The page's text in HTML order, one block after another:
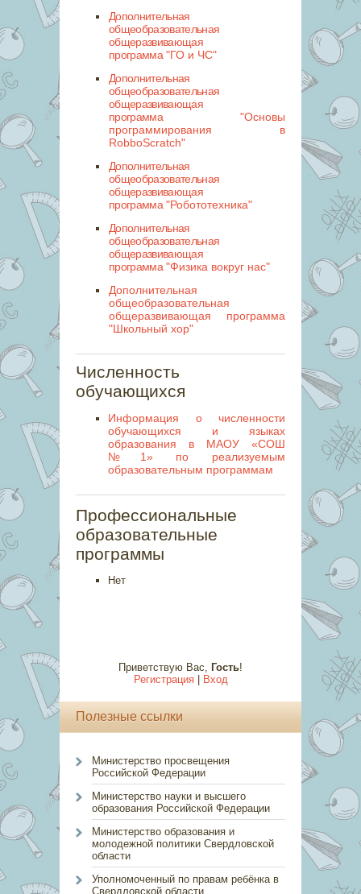
Дополнительная
общеобразовательная
общеразвивающая
программа "ГО и ЧС"
Дополнительная
общеобразовательная
общеразвивающая
программа "Основы
программирования в
RobboScratch"
Дополнительная
общеобразовательная
общеразвивающая
программа "Робототехника"
Дополнительная
общеобразовательная
общеразвивающая
программа "Физика вокруг нас"
Дополнительная
общеобразовательная
общеразвивающая программа
"Школьный хор"
Численность
обучающихся
Информация о численности
обучающихся и языках
образования в МАОУ «СОШ
№1» по реализуемым
образовательным программам
Профессиональные
образовательные
программы
Нет
Приветствую Вас, Гость!
Регистрация| Вход
Полезные ссылки
Министерство просвещения
Российской Федерации
Министерство науки и высшего
образования Российской Федерации
Министерство образования и
молодежной политики Свердловской
области
Уполномоченный по правам ребёнка в
Свердловской области